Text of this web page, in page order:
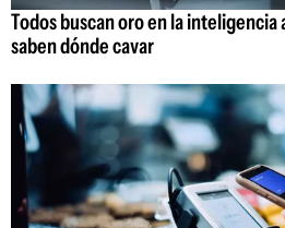
Todos buscan oro en la
saben dónde cavar